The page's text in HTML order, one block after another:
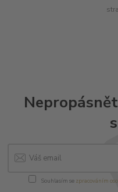
Souhlasím se zpracováním